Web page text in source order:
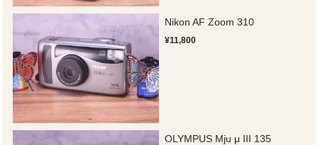
Nikon AF Zoom 310
¥11,800
OLYMPUS Mju μ III 135